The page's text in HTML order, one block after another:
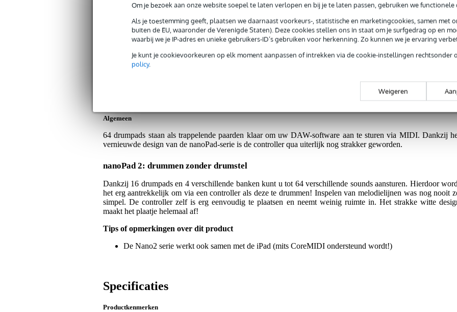
Om je bezoek aan onze website soepel te laten verlopen en bij je te laten passen, gebruiken we functionele
Als je toestemming geeft, plaatsen we daarnaast voorkeurs-, statistische en marketingcookies, samen met
buiten de EU, waaronder de Verenigde Staten). Deze cookies stellen ons in staat om je surfgedrag op en
waarbij we je IP-adres en unieke gebruikers-ID’s gebruiken voor herkenning. Zo kunnen we je ervaring
Je kunt je cookievoorkeuren op elk moment aanpassen of intrekken via de cookie-instellingen rechtsonder
policy.
Weigeren
Productinformatie Reviews(7) Downloads (1)
Korg nanoPad 2 USB MIDI drumpad controller wit
V-NANOPAD2-WH
Servicebelofte
Algemeen
64 drumpads staan als trappelende paarden klaar om uw DAW-software aan te sturen via MIDI. Dankzij
vernieuwde design van de nanoPad-serie is de controller qua uiterlijk nog strakker geworden.
nanoPad 2: drummen zonder drumstel
Dankzij 16 drumpads en 4 verschillende banken kunt u tot 64 verschillende sounds aansturen. Hierdoor
het erg aantrekkelijk om via een controller als deze te drummen! Inspelen van melodielijnen was nog nooit
simpel. De controller zelf is erg eenvoudig te plaatsen en neemt weinig ruimte in. Het strakke witte
maakt het plaatje helemaal af!
Tips of opmerkingen over dit product
De Nano2 serie werkt ook samen met de iPad (mits CoreMIDI ondersteund wordt!)
Specificaties
Productkenmerken